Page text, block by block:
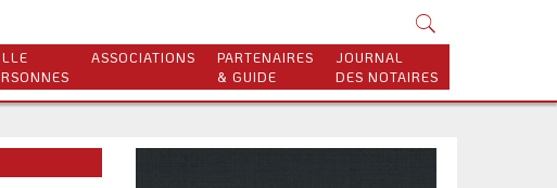
ASSOCIATIONS
PARTENAIRES
& GUIDE
JOURNAL
DES NOTAIRES